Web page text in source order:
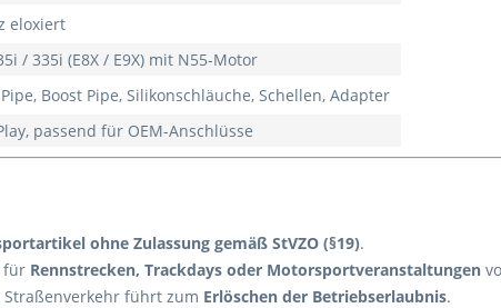
eloxiert
/ 335i (E8X / E9X) mit N55-Motor
Boost Pipe, Silikonschläuche, Schellen, Adapter
passend für OEM-Anschlüsse
ohne Zulassung gemäß StVZO (§19).
für Rennstrecken, Trackdays oder Motorsportveranstaltungen
führt zum Erlöschen der Betriebserlaubnis.